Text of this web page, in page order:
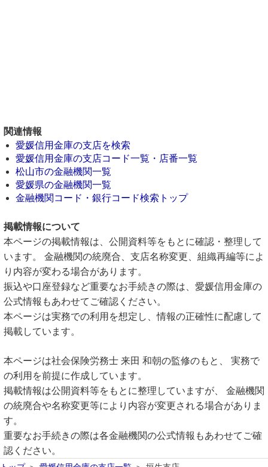
関連情報
愛媛信用金庫の支店を検索
愛媛信用金庫の支店コード一覧・店番一覧
松山市の金融機関一覧
愛媛県の金融機関一覧
金融機関コード・銀行コード検索トップ
掲載情報について
本ページの掲載情報は、公開資料等をもとに確認・整理して
います。 金融機関の統廃合、支店名称変更、組織再編等によ
り内容が変わる場合があります。
振込や口座登録など重要なお手続きの際は、愛媛信用金庫の
公式情報もあわせてご確認ください。
本ページは実務での利用を想定し、情報の正確性に配慮して
掲載しています。
本ページは社会保険労務士 来田 和朝の監修のもと、 実務で
の利用を前提に作成しています。
掲載情報は公開資料等をもとに整理していますが、 金融機関
の統廃合や名称変更等により内容が変更される場合がありま
す。
重要なお手続きの際は各金融機関の公式情報もあわせてご確
認ください。